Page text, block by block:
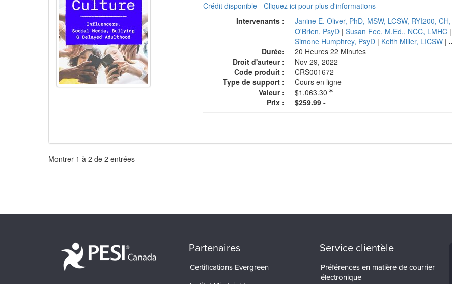
Crédit disponible - Cliquez ici pour plus d'informations
Intervenants :
Janine E. Oliver, PhD, MSW, LCSW, RYI200,
O'Brien, PsyD |Susan Fee, M.Ed., NCC, LMHC |
Simone Humphrey, PsyD | Keith Miller, LICSW |
Durée:
20 Heures 22 Minutes
Droit d'auteur :
Nov 29, 2022
Code produit :
CRS001672
Type de support :
Cours en ligne
Valeur :
$1,063.30
Prix :
$259.99 -
Pagination
Montrer 1 à 2 de 2 entrées
Partenaires
Certifications Evergreen
Service clientèle
Préférences en matière de courrier
électronique